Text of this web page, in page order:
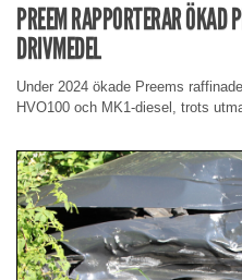
PREEM RAPPORTERAR ÖKAD
DRIVMEDEL
Under 2024 ökade Preems
HVO100 och MK1-diesel, trots